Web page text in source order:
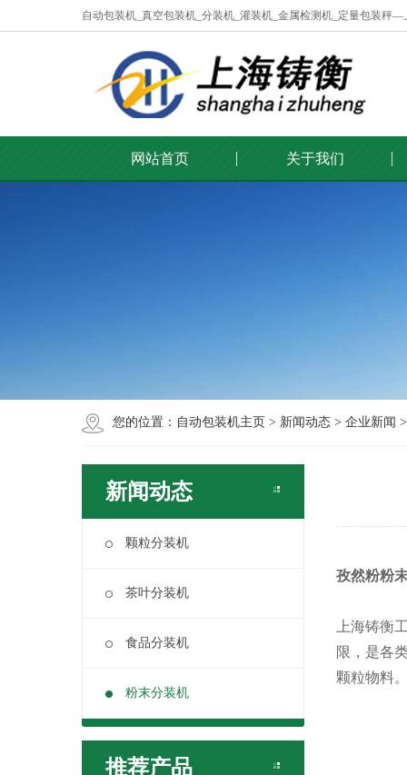
自动包装机_真空包装机_分装机_灌装机_金属检测机_定量包装秤
网站首页 关于我们
您的位置： 自动包装机主页 > 新闻动态 > 企业新闻
新闻动态
颗粒分装机
茶叶分装机
食品分装机
粉末分装机
推荐产品
孜然粉粉
上海铸衡
限，是各
颗粒物料